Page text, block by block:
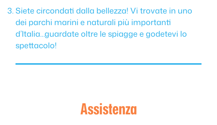
Siete circondati dalla bellezza! Vi trovate in uno
dei parchi marini e naturali più importanti
d’Italia…guardate oltre le spiagge e godetevi lo
spettacolo!
Assistenza